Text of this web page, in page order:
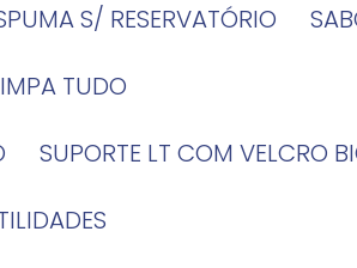
S/ RESERVATÓRIO
TUDO
SUPORTE LT COM VELCRO